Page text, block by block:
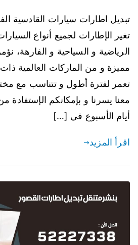
تبديل اطارات سيارات القادسية
تغير الإطارات لجميع أنواع
الرياضية و السياحية و الفارهة،
مميزة و من الماركات العالمية ذات
تعمر لفترة أطول و تتناسب مع
معنا يسرنا و بإمكانكم الإستفادة
أيام الأسبوع في […]
اقرأ المزيد